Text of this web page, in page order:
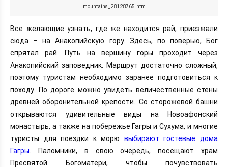
mountains_28128765.htm
Все желающие узнать, где же находится рай, приезжали
сюда – на Анакопийскую гору. Здесь, по поверью, Бог
спрятал рай. Путь на вершину горы проходит через
Анакопийский заповедник. Маршрут достаточно сложный,
поэтому туристам необходимо заранее подготовиться к
походу. По дороге можно увидеть величественные стены
древней оборонительной крепости. Со сторожевой башни
открываются удивительные виды на Новоафонский
монастырь, а также на побережье Гагры и Сухума, и многие
туристы для поездки к морю выбирают гостевые дома
Гагры . Паломники, в свою очередь, посещают храм
Пресвятой Богоматери, чтобы почувствовать